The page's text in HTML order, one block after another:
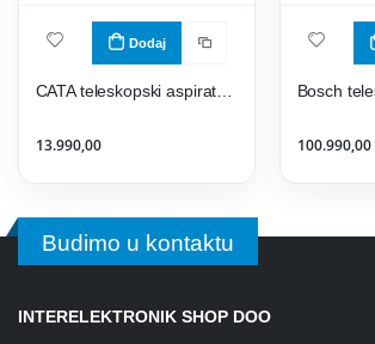
Dodaj
13.990,00 100.990,00
Budimo u kontaktu
INTERELEKTRONIK SHOP DOO